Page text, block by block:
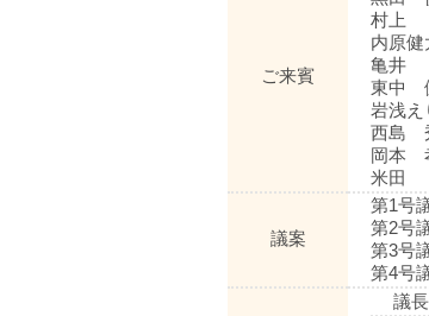
ご来賓
村上
内原
亀井
東中
岩浅
西島
岡本
米田
議案
第1号
第2号
第3号
第4号
議長